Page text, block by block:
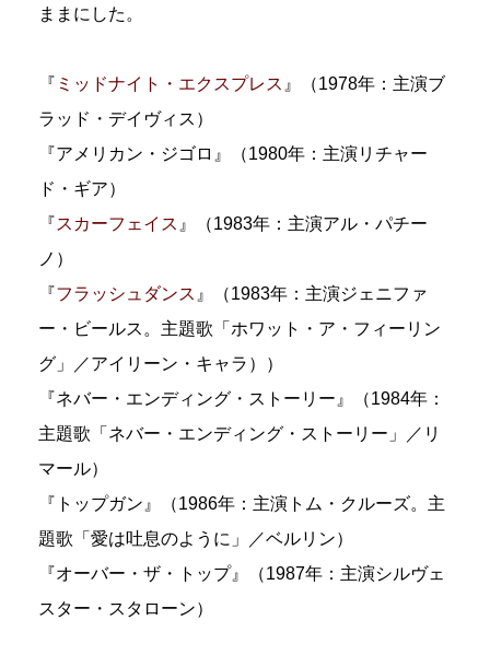
ままにした。
『 ミッドナイト・エクスプレス 』（1978年：主演ブ
ラッド・デイヴィス）
『アメリカン・ジゴロ』（1980年：主演リチャー
ド・ギア）
『スカーフェイス 』（1983年：主演アル・パチー
ノ）
『フラッシュダンス 』（1983年：主演ジェニファ
ー・ビールス。主題歌「ホワット・ア・フィーリン
グ」／アイリーン・キャラ））
『ネバー・エンディング・ストーリー』（1984年：
主題歌「ネバー・エンディング・ストーリー」／リ
マール）
『トップガン』（1986年：主演トム・クルーズ。主
題歌「愛は吐息のように」／ベルリン）
『オーバー・ザ・トップ』（1987年：主演シルヴェ
スター・スタローン）